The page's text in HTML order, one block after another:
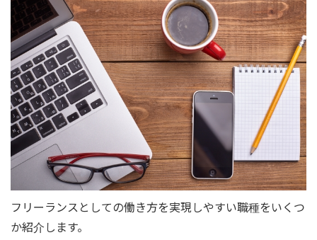
フリーランスとしての働き方を実現しやすい職種をいくつ
か紹介します。